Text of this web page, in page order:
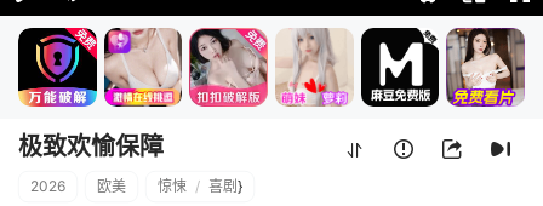
极致欢愉保障
2026 欧美 惊悚 / 喜剧}